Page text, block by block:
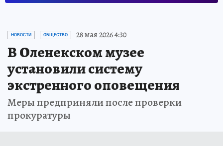
НОВОСТИ ОБЩЕСТВО 28 мая 2026 4:30
В Оленекском музее
установили систему
экстренного оповещения
Меры предприняли после проверки
прокуратуры